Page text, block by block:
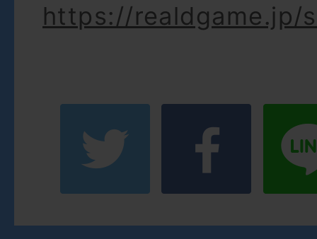
https://realdgame.jp/